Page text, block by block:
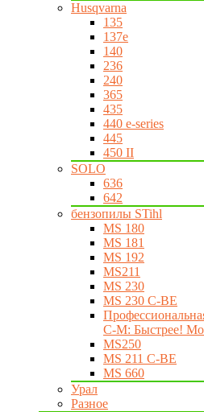
Husqvarna
135
137e
140
236
240
365
435
440 e-series
445
450 II
SOLO
636
642
бензопилы STihl
MS 180
MS 181
MS 192
MS211
MS 230
MS 230 C-BE
C-M: Быстрее!
MS250
MS 211 C-BE
MS 660
Урал
Разное